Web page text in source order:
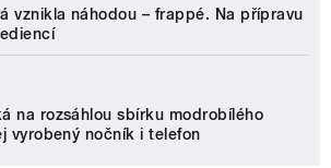
vznikla náhodou – frappé. Na přípravu
na rozsáhlou sbírku modrobílého
vyrobený nočník i telefon